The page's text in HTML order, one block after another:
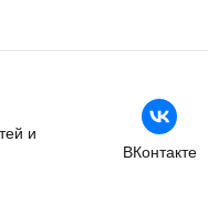
и
ВКонтакте